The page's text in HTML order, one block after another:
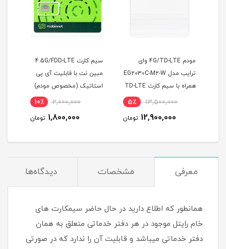
مودم 4G/TD-LTE وای
ترایب مدل EG2030C-M2-W
همراه با سیم کارت TD-LTE
13,500,000 5٪
12,900,000 تومان
سیم کارت 4.5G/FDD-LTE
مبین نت با قابلیت آی پی
استاتیک (مخصوص مودم)
2,000,000 10٪
1,800,000 تومان
معرفی مشخصات دیدگاه‌ها
همانطور که اطلاع دارید در حال حاضر سیمکارت های
خام رایتل موجود در هر دفتر خدماتی متعلق به همان
دفتر خدماتی میباشد و قابلیت آن را ندارد که در صورتی